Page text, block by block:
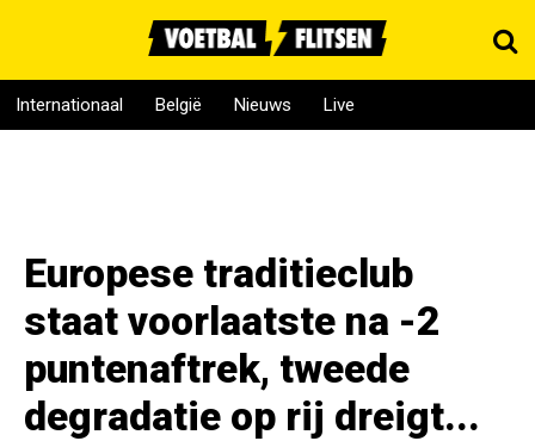
Internationaal België Nieuws Live
Europese traditieclub
staat voorlaatste na -2
puntenaftrek, tweede
degradatie op rij dreigt...